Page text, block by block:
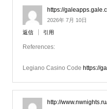
https://
2026年 7月 10日
返信 引用
References:
Legiano Casino Code https://
http://